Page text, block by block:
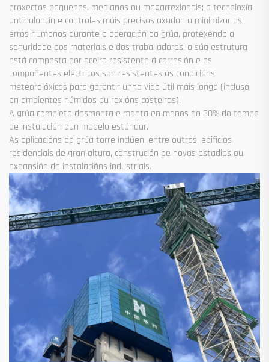
proxectos pequenos, medianos ou megarrexionais; a tecnoloxía
antibalancín e controles máis precisos axudan a minimizar os
erros humanos durante a operación da grúa, protexendo a
seguridade dos materiais e dos traballadores; a súa estrutura
está composta por aceiro resistente á corrosión e os
compoñentes eléctricos son resistentes ás condicións
meteorolóxicas para garantir unha vida útil máis longa (incluso
en ambientes húmidos ou rexións costeiras).
A grúa completa desmonta e monta en menos do 30% do tempo
de instalación dun modelo estándar.
As aplicacións da grúa torre inclúen, entre outras, edificios
residenciais de gran altura, construción de novos estadios ou
expansión de instalacións industriais.